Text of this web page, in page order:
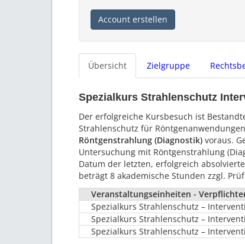
Account erstellen
Übersicht Zielgruppe
Spezialkurs Strahlenschutz
Der erfolgreiche Kursbesuch ist
Strahlenschutz für
Röntgenstrahlung (Diagnostik) voraus.
Untersuchung mit Röntgenstrahlung
Datum der letzten, erfolgreich
beträgt 8 akademische Stunden zzgl.
Veranstaltungseinheiten -
Spezialkurs Strahlenschutz –
Spezialkurs Strahlenschutz –
Spezialkurs Strahlenschutz –